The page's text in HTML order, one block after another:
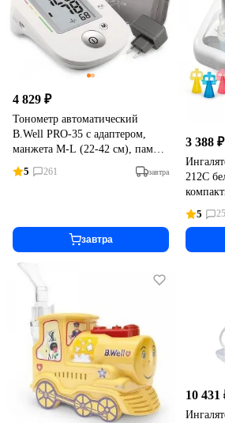
4 829 ₽
Тонометр автоматический
B.Well PRO-35 с адаптером,
манжета M-L (22-42 см), память
30 измерений
5 261 завтра
завтра
3 388 ₽
212C
взрослых
5
10 431